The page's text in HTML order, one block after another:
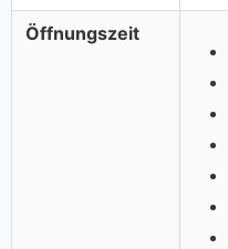
Öffnungszeit